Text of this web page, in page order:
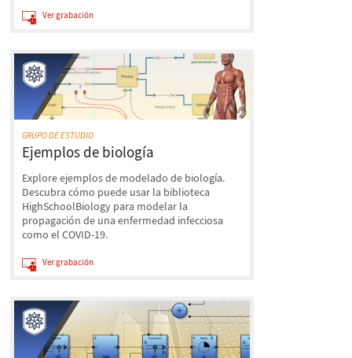
Ver grabación
GRUPO DE ESTUDIO
Ejemplos de biología
Explore ejemplos de modelado de biología.
Descubra cómo puede usar la biblioteca
HighSchoolBiology para modelar la
propagación de una enfermedad infecciosa
como el COVID-19.
Ver grabación